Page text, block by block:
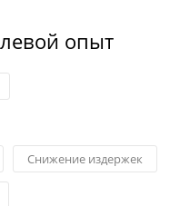
опыт
Снижение издержек